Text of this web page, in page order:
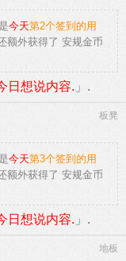
今天第2个签到的用
额外获得了 安规金币
日想说内容. 」.
板凳
今天第3个签到的用
额外获得了 安规金币
日想说内容. 」.
地板